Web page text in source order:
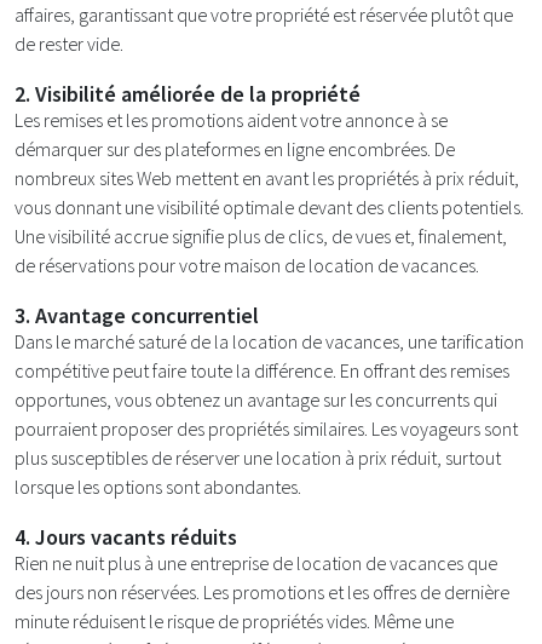
affaires, garantissant que votre propriété est réservée plutôt que
de rester vide.
2. Visibilité améliorée de la propriété
Les remises et les promotions aident votre annonce à se
démarquer sur des plateformes en ligne encombrées. De
nombreux sites Web mettent en avant les propriétés à prix réduit,
vous donnant une visibilité optimale devant des clients potentiels.
Une visibilité accrue signifie plus de clics, de vues et, finalement,
de réservations pour votre maison de location de vacances.
3. Avantage concurrentiel
Dans le marché saturé de la location de vacances, une tarification
compétitive peut faire toute la différence. En offrant des remises
opportunes, vous obtenez un avantage sur les concurrents qui
pourraient proposer des propriétés similaires. Les voyageurs sont
plus susceptibles de réserver une location à prix réduit, surtout
lorsque les options sont abondantes.
4. Jours vacants réduits
Rien ne nuit plus à une entreprise de location de vacances que
des jours non réservées. Les promotions et les offres de dernière
minute réduisent le risque de propriétés vides. Même une